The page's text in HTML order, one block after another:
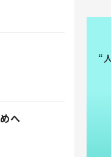
へ
“